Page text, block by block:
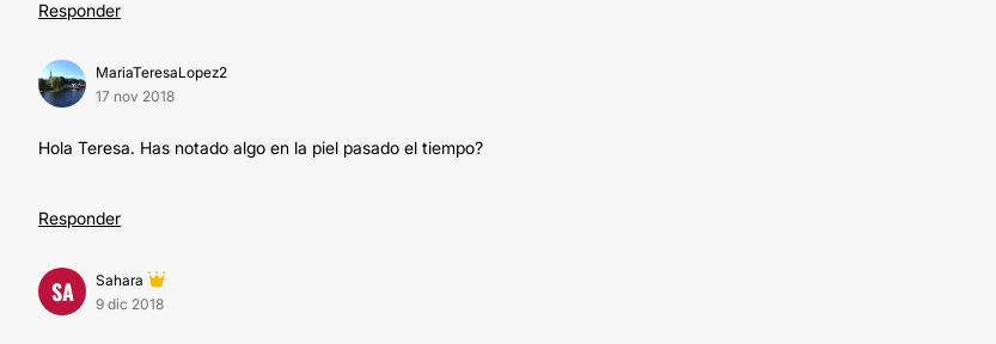
Responder
MariaTeresaLopez2
17 nov 2018
Hola Teresa. Has notado algo en la piel pasado el tiempo?
Responder
SA
Sahara
9 dic 2018